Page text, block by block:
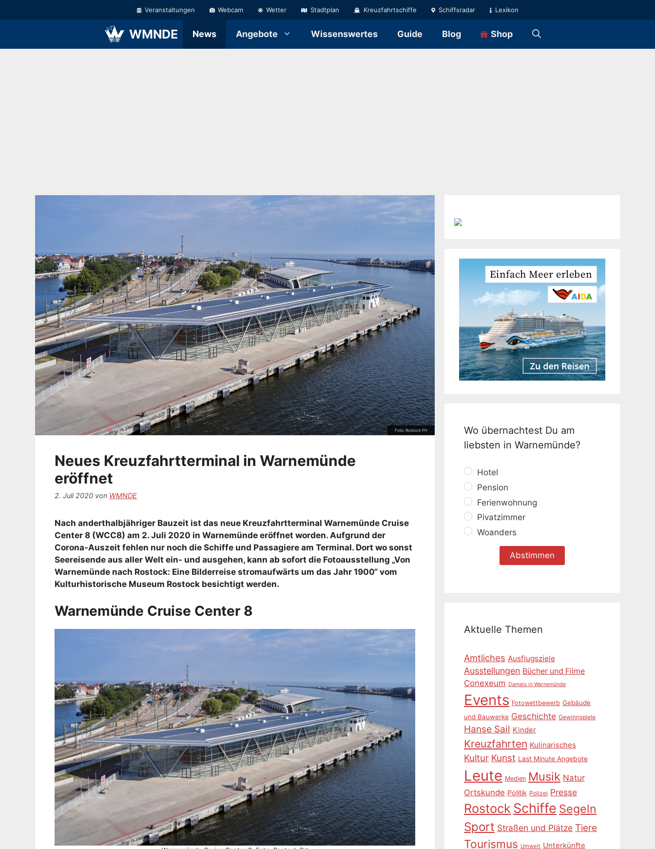
Inhalt
Veranstaltungen Webcam Wetter Stadtplan Kreuzfahrtschiffe Schiffsradar Lexikon
WMNDE News Angebote Wissenswertes Guide Blog Shop
Foto: Rostock Prt
Neues Kreuzfahrtterminal in Warnemünde
eröffnet
2. Juli 2020 von WMNDE
Nach anderthalbjähriger Bauzeit ist das neue Kreuzfahrtterminal Warnemünde Cruise
Center 8 (WCC8) am 2. Juli 2020 in Warnemünde eröffnet worden. Aufgrund der
Corona-Auszeit fehlen nur noch die Schiffe und Passagiere am Terminal. Dort wo sonst
Seereisende aus aller Welt ein- und ausgehen, kann ab sofort die Fotoausstellung „Von
Warnemünde nach Rostock: Eine Bilderreise stromaufwärts um das Jahr 1900“ vom
Kulturhistorische Museum Rostock besichtigt werden.
Warnemünde Cruise Center 8
Wo übernachtest Du am
liebsten in Warnemünde?
Hotel
Pension
Ferienwohnung
Pivatzimmer
Woanders
Aktuelle Themen
Amtliches Ausflugsziele
Ausstellungen Bücher und Filme
Conexeum Damals in Warnemünde
Events Fotowettbewerb Gebäude
und Bauwerke Geschichte Gewinnspiele
Hanse Sail Kinder
Kreuzfahrten Kulinarisches
Kultur Kunst Last Minute Angebote
Leute Medien Musik Natur
Ortskunde Politik Polizei Presse
Rostock Schiffe Segeln
Sport Straßen und Plätze Tiere
Tourismus Umwelt Unterkünfte